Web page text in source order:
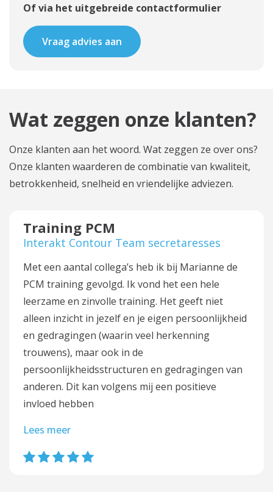
Of via het uitgebreide contactformulier
Vraag advies aan
Wat zeggen onze klanten?
Onze klanten aan het woord. Wat zeggen ze over ons?
Onze klanten waarderen de combinatie van kwaliteit,
betrokkenheid, snelheid en vriendelijke adviezen.
Training PCM
Interakt Contour Team secretaresses
Met een aantal collega’s heb ik bij Marianne de
PCM training gevolgd. Ik vond het een hele
leerzame en zinvolle training. Het geeft niet
alleen inzicht in jezelf en je eigen persoonlijkheid
en gedragingen (waarin veel herkenning
trouwens), maar ook in de
persoonlijkheidsstructuren en gedragingen van
anderen. Dit kan volgens mij een positieve
invloed hebben
Lees meer